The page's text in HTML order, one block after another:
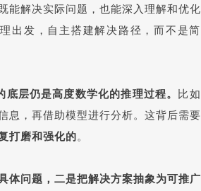
能解决实际问题，也能深入理解和优化
出发，自主搭建解决路径，而不是简
底层仍是高度数学化的推理过程。 比如
息，再借助模型进行分析。这背后需要
打磨和强化的。
体问题，二是把解决方案抽象为可推广